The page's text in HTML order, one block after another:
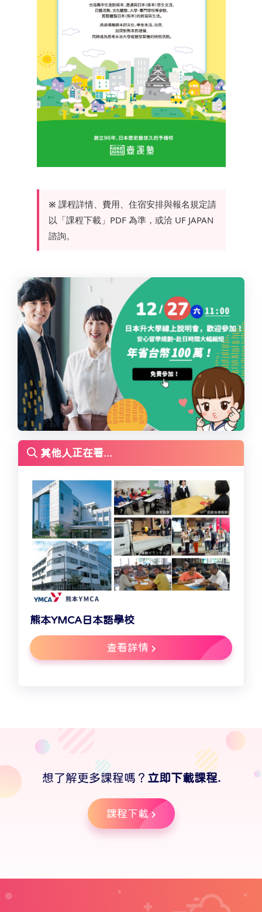
※ 課程詳情、費用、住宿安排與報名規定請
以「課程下載」PDF 為準，或洽 UF JAPAN
諮詢。
其他人正在看...
熊本YMCA日本語學校
查看詳情
想了解更多課程嗎？ 立即下載課程.
課程下載